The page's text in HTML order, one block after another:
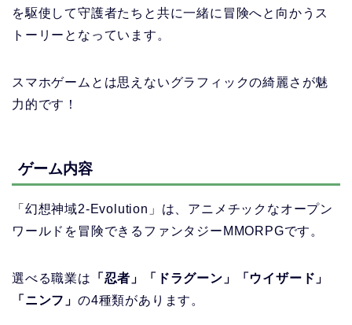
を駆使して守護者たちと共に一緒に冒険へと向かうス
トーリーとなっています。
スマホゲームとは思えないグラフィックの綺麗さが魅
力的です！
ゲーム内容
「幻想神域2-Evolution」 は、アニメチックなオープン
ワールドを冒険できるファンタジーMMORPGです。
選べる職業は
「忍者」「ドラグーン」「ウイザード」
「ニンフ」 の4種類があります。